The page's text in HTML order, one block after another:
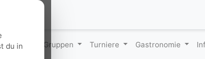
Gruppen Turniere Gastronomie
du in